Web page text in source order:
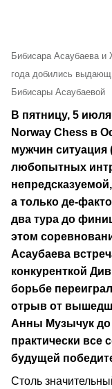
Бибисара Асаубаева и
года добились
Бибисары Асаубаевой
В пятницу, 5
Norway Chess в
мужчин ситуация
любопытных
а только де-
два тура до
этом
Асаубаева
конкуренткой
борьбе
отрыв от
Анны Музычук до
практически все
будущей
Столь